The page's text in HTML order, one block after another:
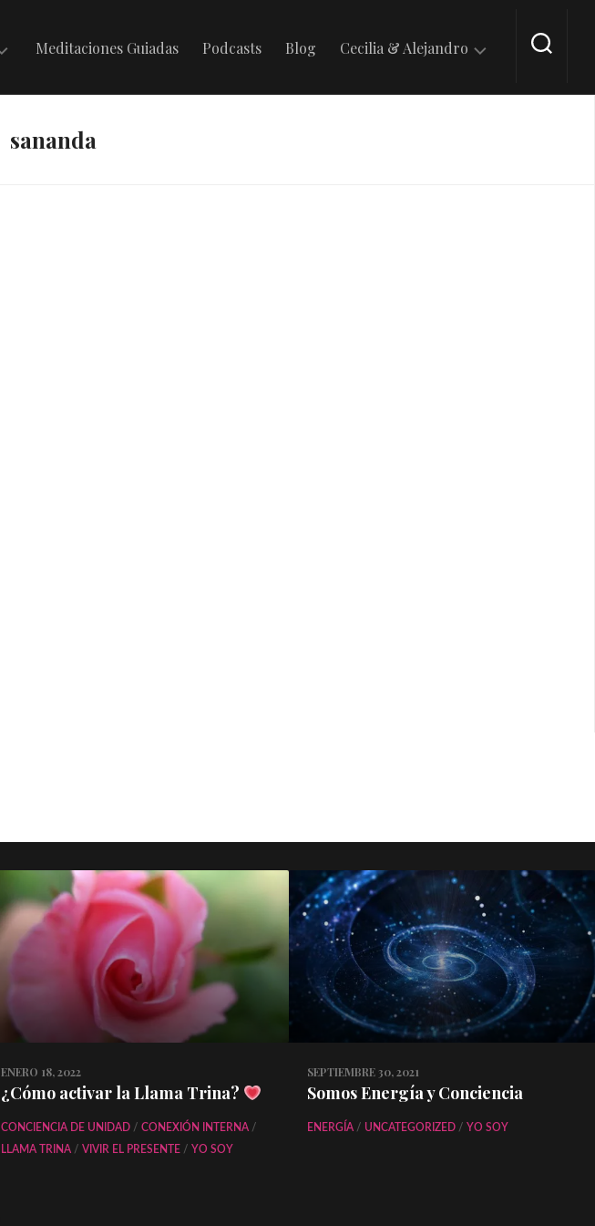
Meditaciones Guiadas Podcasts Blog Cecilia & Alejandro
sananda
ENERO 18, 2022
¿Cómo activar la Llama Trina?
CONCIENCIA DE UNIDAD / CONEXIÓN INTERNA /
LLAMA TRINA / VIVIR EL PRESENTE / YO SOY
SEPTIEMBRE 30, 2021
Somos Energía y Conciencia
ENERGÍA / UNCATEGORIZED / YO SOY